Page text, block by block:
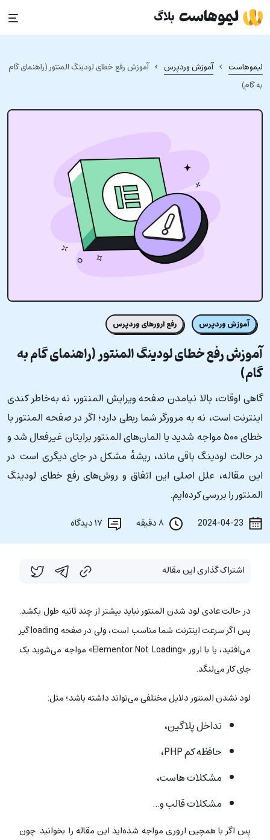
Skip
to
content
لیموهاست › آموزش وردپرس › آموزش رفع خطای لودینگ المنتور (راهنمای گام
به گام)
آموزش وردپرس رفع ارورهای وردپرس
آموزش رفع خطای لودینگ المنتور (راهنمای گام به
گام)
گاهی اوقات، بالا نیامدن صفحه ویرایش المنتور، نه به‌خاطر کندی
اینترنت است، نه به مرورگر شما ربطی دارد؛ اگر در صفحه المنتور با
خطای ۵۰۰ مواجه شدید یا المان‌های المنتور برایتان غیرفعال شد و
در حالت لودینگ باقی ماند، ریشهٔ مشکل در جای دیگری است. در
این مقاله، علل اصلی این اتفاق و روش‌های رفع خطای لودینگ
المنتور را بررسی کرده‌ایم.
دیدگاه
اشتراک گذاری این مقاله
در حالت عادی لود شدن المنتور نباید بیشتر از چند ثانیه طول بکشد.
پس اگر سرعت اینترنت شما مناسب است، ولی در صفحه loading گیر
می‌افتید، یا با ارور
«Elementor Not Loading» مواجه می‌شوید یک
جای کار می‌لنگد.
لود نشدن المنتور دلایل مختلفی می‌تواند داشته باشد؛ مثل:
تداخل پلاگین،
حافظه کم PHP،
مشکلات هاست،
مشکلات قالب و…
پس اگر با همچین اروری مواجه شده‌اید این مقاله را بخوانید. چون